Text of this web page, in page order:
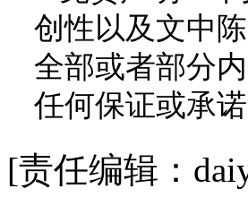
创性以及文中
全部或者部分
任何保证或承
[责任编辑：